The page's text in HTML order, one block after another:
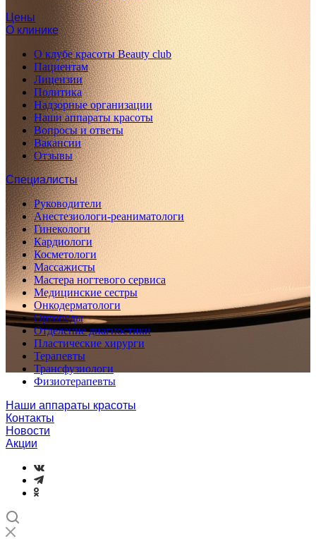
Цены
О клинике
О клубе красоты Beauty club
Пациентам
Лицензии
Политика
Надзорные организации
Наши аппараты красоты
Вопросы и ответы
Вакансии
Отзывы
Специалисты
Руководители
Анестезиологи-реаниматологи
Гинекологи
Кардиологи
Косметологи
Массажисты
Мастера ногтевого сервиса
Медицинские сестры
Онкодерматологи
Ортопеды
Отделение диагностики
Пластические хирурги
Терапевты
Трансфузиологи
Физиотерапевты
Наши аппараты красоты
Контакты
Новости
Акции